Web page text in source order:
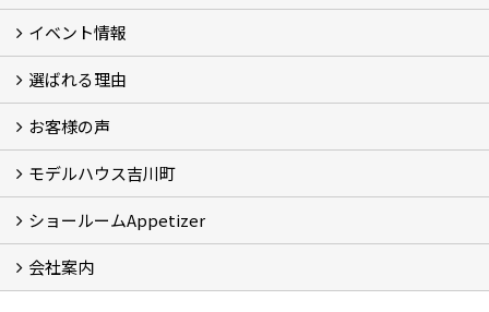
フォトギャラリー
性能について
自然素材のお家
オーナー様のおうち訪問
イベント情報
イベント情報
選ばれる理由
5つのやさしさ宣言
3つのプロ宣言
お家づくりスケジュール
お客様の声
お客様の声
モデルハウス吉川町
吉川町モデルハウス
ショールームAppetizer
Appetizer(ショールーム)
Appetizer(レンタルスペース)
会社案内